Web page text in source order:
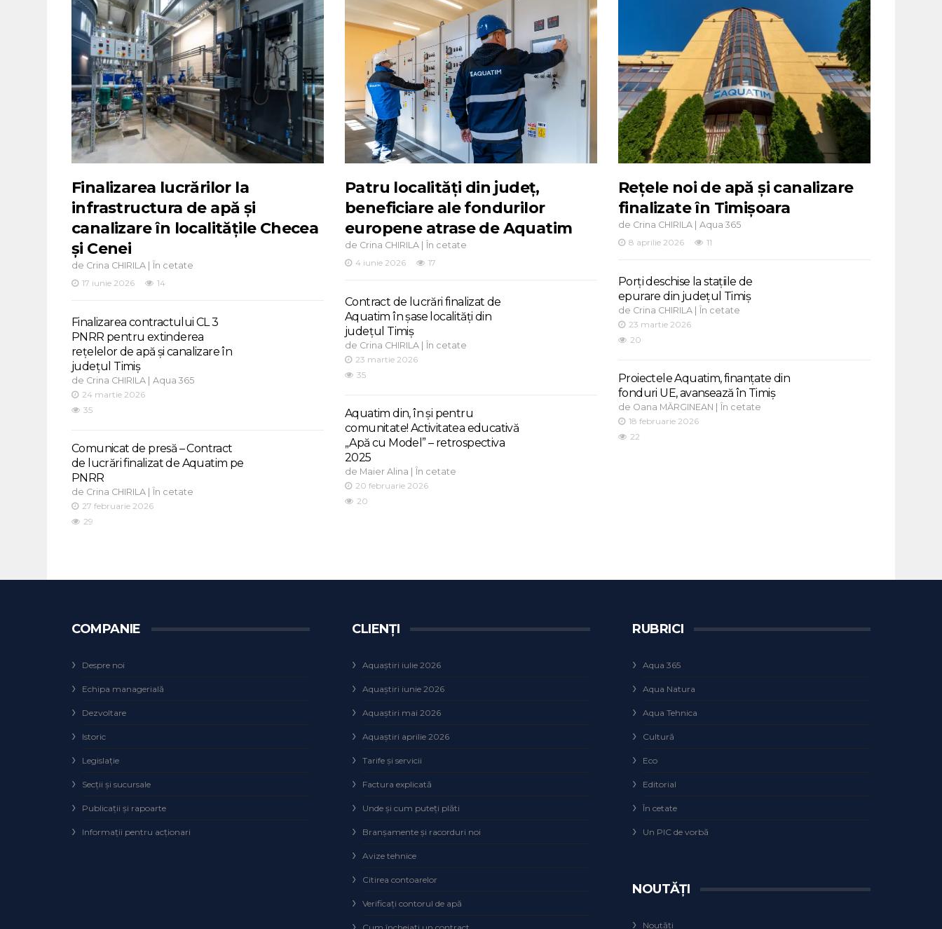
Finalizarea lucrărilor la
infrastructura de apă și
canalizare în localitățile Checea
și Cenei
de Crina CHIRILA | În cetate
17 iunie 2026
14
Finalizarea contractului CL 3
PNRR pentru extinderea
rețelelor de apă și canalizare în
județul Timiș
de Crina CHIRILA | Aqua 365
24 martie 2026
35
Comunicat de presă – Contract
de lucrări finalizat de Aquatim pe
PNRR
de Crina CHIRILA | În cetate
27 februarie 2026
29
Patru localități din județ,
beneficiare ale fondurilor
europene atrase de Aquatim
de Crina CHIRILA | În cetate
4 iunie 2026
17
Contract de lucrări finalizat de
Aquatim în șase localități din
județul Timiș
de Crina CHIRILA | În cetate
23 martie 2026
35
Aquatim din, în și pentru
comunitate! Activitatea educativă
„Apă cu Model” – retrospectiva
2025
de Maier Alina | În cetate
20 februarie 2026
20
Rețele noi de apă și canalizare
finalizate în Timișoara
de Crina CHIRILA | Aqua 365
8 aprilie 2026
11
Porți deschise la stațiile de
epurare din județul Timiș
de Crina CHIRILA | În cetate
23 martie 2026
20
Proiectele Aquatim, finanțate din
fonduri UE, avansează în Timiș
de Oana MĂRGINEAN | În cetate
18 februarie 2026
22
COMPANIE
Despre noi
Echipa managerială
Dezvoltare
Istoric
Legislaţie
Secţii şi sucursale
Publicații și rapoarte
Informații pentru acționari
CLIENȚI
Aquaștiri iulie 2026
Aquaștiri iunie 2026
Aquaștiri mai 2026
Aquaștiri aprilie 2026
Tarife și servicii
Factura explicată
Unde și cum puteţi plăti
Branșamente și racorduri noi
Avize tehnice
Citirea contoarelor
Verificaţi contorul de apă
RUBRICI
Aqua 365
Aqua Natura
Aqua Tehnica
Cultură
Eco
Editorial
În cetate
Un PIC de vorbă
NOUTĂȚI
Noutăți